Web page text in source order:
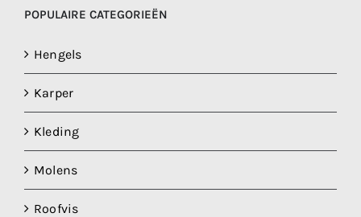
POPULAIRE CATEGORIEËN
Hengels
Karper
Kleding
Molens
Roofvis